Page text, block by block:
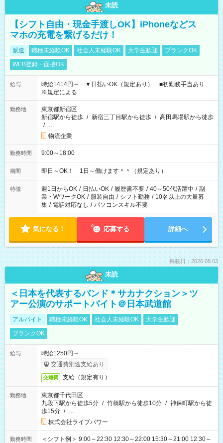
未読
【シフト自由・現金手渡しOK】iPhoneなどス
マホの充電を繋げるだけ！
派遣 職種未経験OK 社会人未経験OK 大学生歓迎
ブランクOK
WEB登録・面接OK
給与
時給1414円～ ▼日払いOK（規定あり） ■初勤務手当あり
※規定による
勤務地
東京都新宿区
新宿駅から徒歩 / 新宿三丁目駅から徒歩 / 高田馬場駅から徒歩
/ …
物流企業
勤務時間 9:00～18:00
期間 即日～OK！ 1日～働けます＾＾（規定あり）
特徴 週1日からOK / 日払いOK / 履歴書不要 / 40～50代活躍中 / 副
業・WワークOK / 服装自由 / シフト勤務 / 10名以上の大量募
集 / 電話対応なし / パソコンスキル不要
気になる！ 応募する 詳細へ
掲載日：2026.08.03
未読
＜日本を代表するバンド＊サカナクション＞ツ
アー公演のサポートバイト＠日本武道館
アルバイト 職種未経験OK 社会人未経験OK
大学生歓迎
ブランクOK
給与
時給1250円～
交通費別途支給あり
交通費 支給（規定有り）
勤務地
東京都千代田区
九段下駅から徒歩5分 / 竹橋駅から徒歩10分 / 神保町駅から徒
歩15分 / …
株式会社ライブパワー
勤務時間
＜シフト例＞ 9:00～22:30 12:30～22:00 15:30～21:00 12:30～